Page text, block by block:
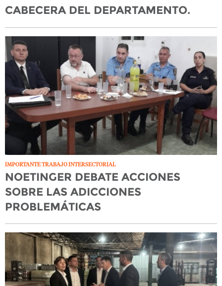
CABECERA DEL DEPARTAMENTO.
IMPORTANTE TRABAJO INTERSECTORIAL
NOETINGER DEBATE ACCIONES
SOBRE LAS ADICCIONES
PROBLEMÁTICAS